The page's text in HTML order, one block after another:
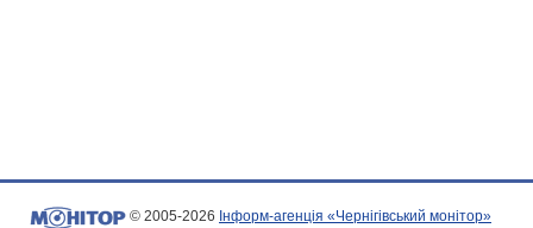
© 2005-2026 Інформ-агенція «Чернігівський монітор»